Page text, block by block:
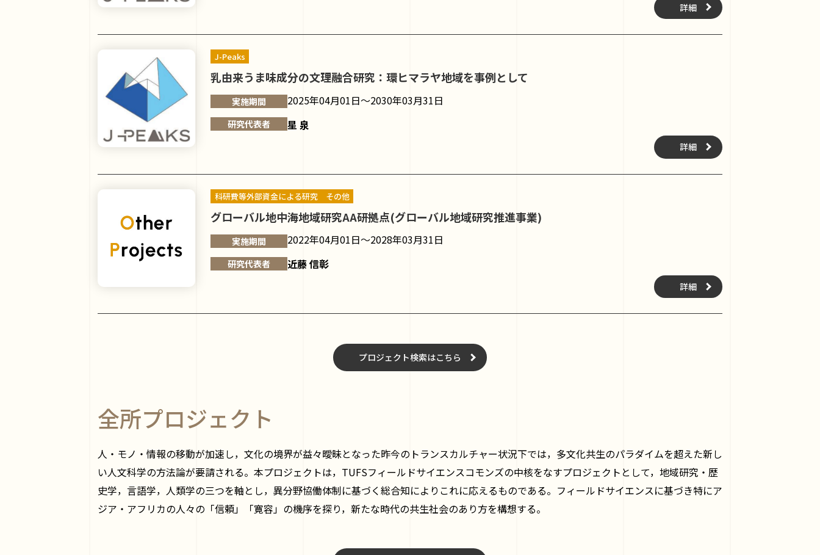
詳細
J-Peaks
乳由来うま味成分の文理融合研究：環ヒマラヤ地域を事例として
実施期間 2025年04月01日～2030年03月31日
研究代表者 星 泉
詳細
科研費等外部資金による研究 その他
グローバル地中海地域研究AA研拠点(グローバル地域研究推進事業)
実施期間 2022年04月01日～2028年03月31日
研究代表者 近藤 信彰
詳細
プロジェクト検索はこちら
全所プロジェクト
人・モノ・情報の移動が加速し，文化の境界が益々曖昧となった昨今のトランスカルチャー状況下では，多文化共生のパラダイムを超えた新し
い人文科学の方法論が要請される。本プロジェクトは，TUFSフィールドサイエンスコモンズの中核をなすプロジェクトとして，地域研究・歴
史学，言語学，人類学の三つを軸とし，異分野協働体制に基づく総合知によりこれに応えるものである。フィールドサイエンスに基づき特にア
ジア・アフリカの人々の「信頼」「寛容」の機序を探り，新たな時代の共生社会のあり方を構想する。